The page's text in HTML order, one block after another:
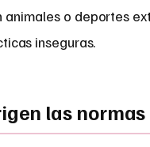
o deportes
inseguras.
las